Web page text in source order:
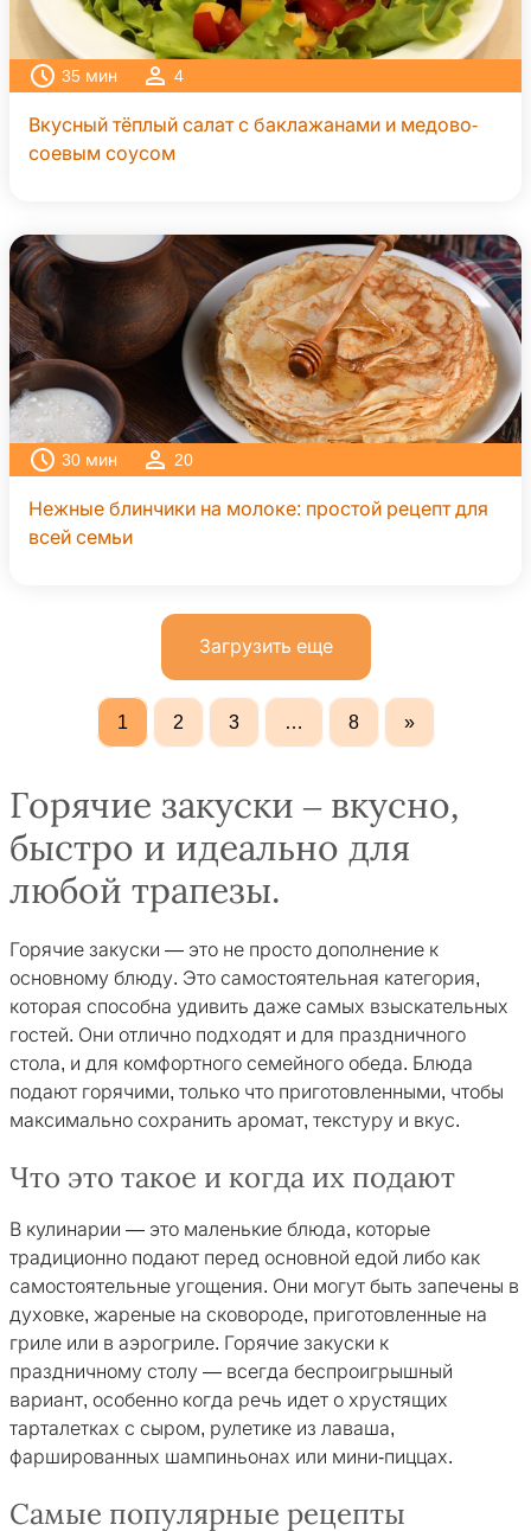
35 мин 4
Вкусный тёплый салат с баклажанами и медово-
соевым соусом
30 мин 20
Нежные блинчики на молоке: простой рецепт для
всей семьи
Загрузить еще
1 2 3 … 8 »
Горячие закуски – вкусно,
быстро и идеально для
любой трапезы.
Горячие закуски — это не просто дополнение к
основному блюду. Это самостоятельная категория,
которая способна удивить даже самых взыскательных
гостей. Они отлично подходят и для праздничного
стола, и для комфортного семейного обеда. Блюда
подают горячими, только что приготовленными, чтобы
максимально сохранить аромат, текстуру и вкус.
Что это такое и когда их подают
В кулинарии — это маленькие блюда, которые
традиционно подают перед основной едой либо как
самостоятельные угощения. Они могут быть запечены в
духовке, жареные на сковороде, приготовленные на
гриле или в аэрогриле. Горячие закуски к
праздничному столу — всегда беспроигрышный
вариант, особенно когда речь идет о хрустящих
тарталетках с сыром, рулетике из лаваша,
фаршированных шампиньонах или мини-пиццах.
Самые популярные рецепты